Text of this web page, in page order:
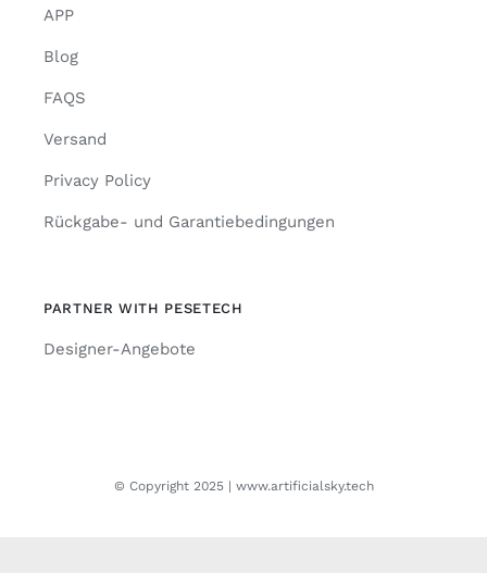
APP
Blog
FAQS
Versand
Privacy Policy
Rückgabe- und Garantiebedingungen
PARTNER WITH PESETECH
Designer-Angebote
© Copyright 2025 | www.artificialsky.tech